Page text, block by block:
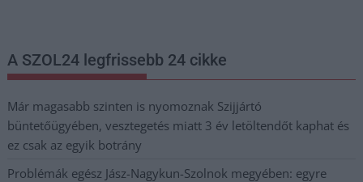
A SZOL24 legfrissebb 24 cikke
Már magasabb szinten is nyomoznak Szijjártó
büntetőügyében, vesztegetés miatt 3 év letöltendőt kaphat és
ez csak az egyik botrány
Problémák egész Jász-Nagykun-Szolnok megyében: egyre